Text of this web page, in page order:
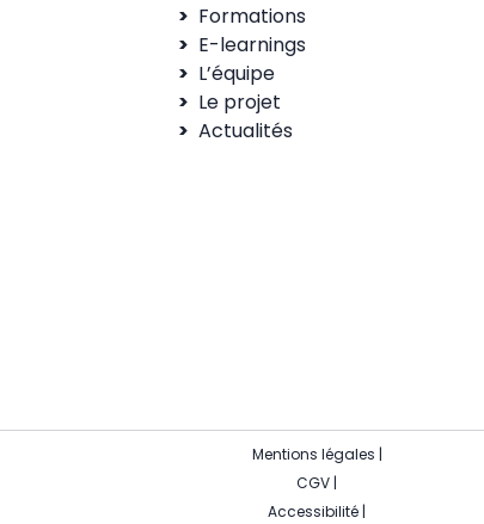
Formations
E-learnings
L’équipe
Le projet
Actualités
Mentions légales |
CGV |
Accessibilité |